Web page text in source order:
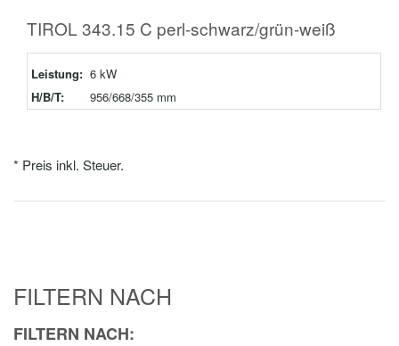
TIROL 343.15 C perl-schwarz/grün-weiß
Leistung: 6 kW
H/B/T:
956/668/355 mm
* Preis inkl. Steuer.
FILTERN NACH
FILTERN NACH: